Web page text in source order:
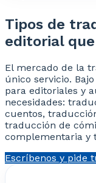
Tipos de
editorial
El mercado de la
único servicio.
para editoriales y
necesidades:
cuentos,
traducción de
complementaria y
Escríbenos y pide